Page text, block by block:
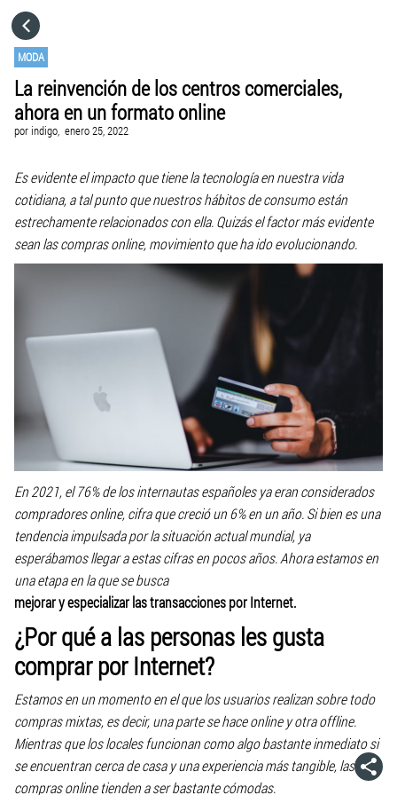
MODA
La reinvención de los centros comerciales,
ahora en un formato online
por indigo, enero 25, 2022
Es evidente el impacto que tiene la tecnología en nuestra vida
cotidiana, a tal punto que nuestros hábitos de consumo están
estrechamente relacionados con ella. Quizás el factor más evidente
sean las compras online, movimiento que ha ido evolucionando.
En 2021, el 76% de los internautas españoles ya eran considerados
compradores online, cifra que creció un 6% en un año. Si bien es una
tendencia impulsada por la situación actual mundial, ya
esperábamos llegar a estas cifras en pocos años. Ahora estamos en
una etapa en la que se busca
mejorar y especializar las transacciones por Internet.
¿Por qué a las personas les gusta
comprar por Internet?
Estamos en un momento en el que los usuarios realizan sobre todo
compras mixtas, es decir, una parte se hace online y otra offline.
Mientras que los locales funcionan como algo bastante inmediato si
se encuentran cerca de casa y una experiencia más tangible, las
compras online tienden a ser bastante cómodas.
CATEGORÍAS
VISITA EL SITIO WEB